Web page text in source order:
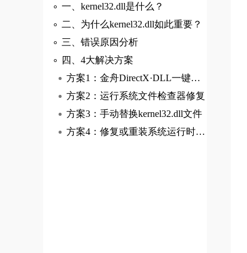
一、kernel32.dll是什么？
二、为什么kernel32.dll如此重要？
三、错误原因分析
四、4大解决方案
方案1：金舟DirectX·DLL一键修复软件
方案2：运行系统文件检查器修复
方案3：手动替换kernel32.dll文件
方案4：修复或重装系统运行时组件